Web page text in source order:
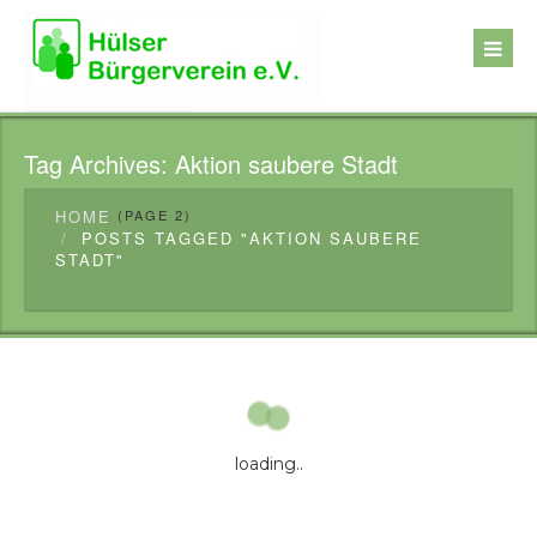
Tag Archives: Aktion saubere Stadt
HOME
POSTS TAGGED "AKTION SAUBERE
STADT"
(PAGE 2)
loading..